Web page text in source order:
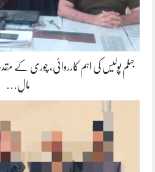
جہلم پولیس کی اہم کارروائی، چوری کے
مالِ…